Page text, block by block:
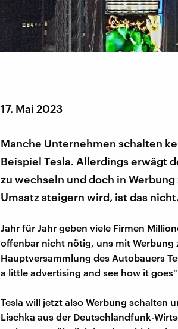
17. Mai 2023
Manche Unternehmen schalten
Beispiel Tesla. Allerdings erwägt
zu wechseln und doch in
Umsatz steigern wird, ist das nicht.
Jahr für Jahr geben viele Firmen
offenbar nicht nötig, uns mit Werbung
Hauptversammlung des Autobauers
a little advertising and see how it
Tesla will jetzt also Werbung schalten
Lischka aus der Deutschlandfunk-